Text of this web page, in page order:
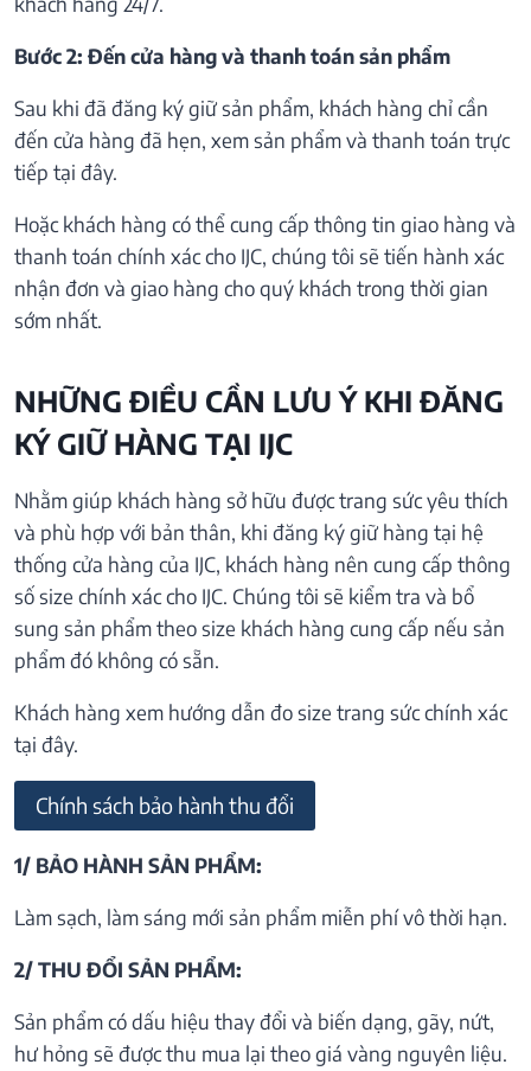
Bước 2: Đến cửa hàng và thanh toán sản phẩm
Sau khi đã đăng ký giữ sản phẩm, khách hàng chỉ cần
đến cửa hàng đã hẹn, xem sản phẩm và thanh toán trực
tiếp tại đây.
Hoặc khách hàng có thể cung cấp thông tin giao hàng và
thanh toán chính xác cho IJC, chúng tôi sẽ tiến hành xác
nhận đơn và giao hàng cho quý khách trong thời gian
sớm nhất.
NHỮNG ĐIỀU CẦN LƯU Ý KHI ĐĂNG
KÝ GIỮ HÀNG TẠI IJC
Nhằm giúp khách hàng sở hữu được trang sức yêu thích
và phù hợp với bản thân, khi đăng ký giữ hàng tại hệ
thống cửa hàng của IJC, khách hàng nên cung cấp thông
số size chính xác cho IJC. Chúng tôi sẽ kiểm tra và bổ
sung sản phẩm theo size khách hàng cung cấp nếu sản
phẩm đó không có sẵn.
Khách hàng xem hướng dẫn đo size trang sức chính xác
tại đây.
Chính sách bảo hành thu đổi
1/ BẢO HÀNH SẢN PHẨM:
Làm sạch, làm sáng mới sản phẩm miễn phí vô thời hạn.
2/ THU ĐỔI SẢN PHẨM:
Sản phẩm có dấu hiệu thay đổi và biến dạng, gãy, nứt,
hư hỏng sẽ được thu mua lại theo giá vàng nguyên liệu.